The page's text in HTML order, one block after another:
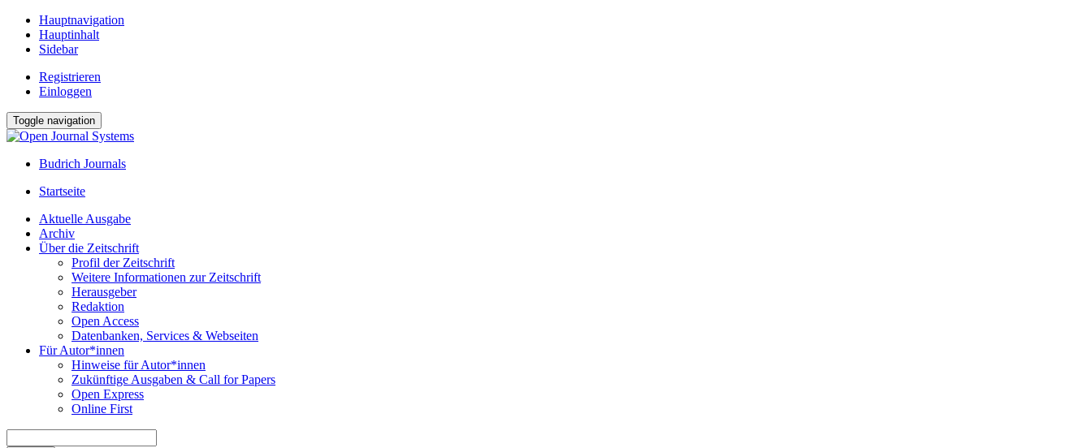
Hauptnavigation
Hauptinhalt
Sidebar
Registrieren
Einloggen
Toggle navigation
Budrich Journals
Startseite
Aktuelle Ausgabe
Archiv
Über die Zeitschrift
Profil der Zeitschrift
Weitere Informationen zur Zeitschrift
Herausgeber
Redaktion
Open Access
Datenbanken, Services & Webseiten
Für Autor*innen
Hinweise für Autor*innen
Zukünftige Ausgaben & Call for Papers
Open Express
Online First